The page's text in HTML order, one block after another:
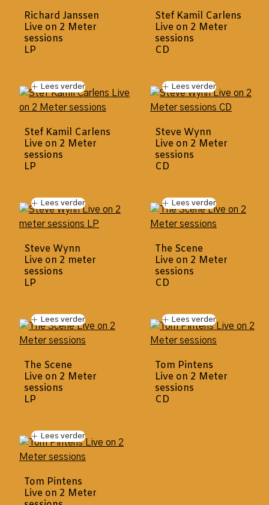
Richard Janssen
Live on 2 Meter
sessions
LP
Stef Kamil Carlens
Live on 2 Meter
sessions
CD
Lees verder
Stef Kamil Carlens
Live on 2 Meter
sessions
LP
Lees verder
Steve Wynn
Live on 2 Meter
sessions
CD
Lees verder
Steve Wynn
Live on 2 meter
sessions
LP
Lees verder
The Scene
Live on 2 Meter
sessions
CD
Lees verder
The Scene
Live on 2 Meter
sessions
LP
Lees verder
Tom Pintens
Live on 2 Meter
sessions
CD
Lees verder
Tom Pintens
Live on 2 Meter